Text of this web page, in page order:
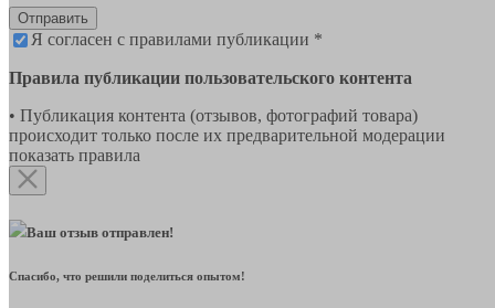
Отправить
Я согласен с правилами публикации *
Правила публикации пользовательского контента
• Публикация контента (отзывов, фотографий товара)
происходит только после их предварительной модерации
показать правила
Ваш отзыв отправлен!
Спасибо, что решили поделиться опытом!